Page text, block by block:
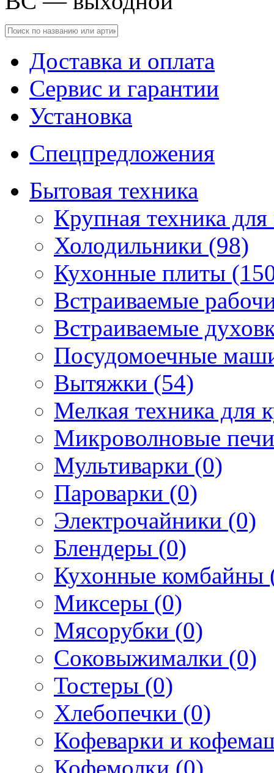
Доставка и оплата
Сервис и гарантии
Установка
Спецпредложения
Бытовая техника
Крупная техника
Холодильники (98)
Кухонные плиты
Встраиваемые
Встраиваемые
Посудомоечные
Вытяжки (54)
Мелкая техника для
Микроволновые
Мультиварки (0)
Пароварки (0)
Электрочайники (0)
Блендеры (0)
Кухонные комбайны
Миксеры (0)
Мясорубки (0)
Соковыжималки (0)
Тостеры (0)
Хлебопечки (0)
Кофеварки и
Кофемолки (0)